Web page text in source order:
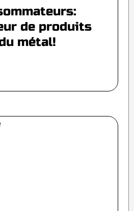
de produits
métal!